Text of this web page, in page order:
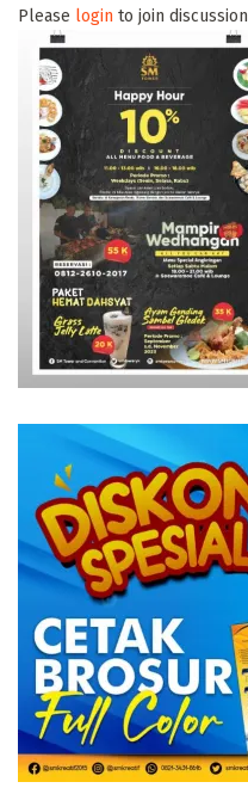
Please login to join discussion